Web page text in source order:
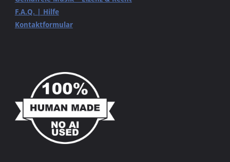
F.A.Q. | Hilfe
Kontaktformular